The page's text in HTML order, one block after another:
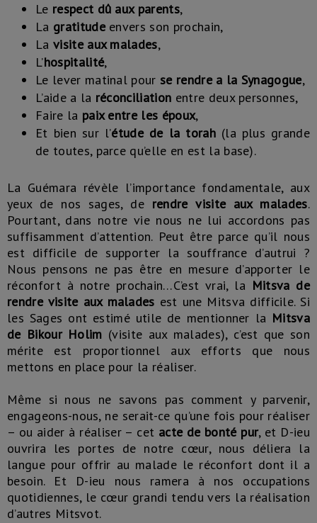
Le respect dû aux parents,
La gratitudeenvers son prochain,
La visite aux malades,
L’hospitalité,
Le lever matinal pour se rendre a la Synagogue,
L’aide a la réconciliation entre deux personnes,
Faire la paix entre les époux,
Et bien sur l’étude de la torah(la plus grande
de toutes, parce qu’elle en est la base).
La Guémara révèle l’importance fondamentale, aux
yeux de nos sages, de rendre visite aux malades.
Pourtant, dans notre vie nous ne lui accordons pas
suffisamment d’attention. Peut être parce qu’il nous
est difficile de supporter la souffrance d’autrui ?
Nous pensons ne pas être en mesure d’apporter le
réconfort à notre prochain…C’est vrai, la Mitsva de
rendre visite aux malades est une Mitsva difficile. Si
les Sages ont estimé utile de mentionner la Mitsva
de Bikour Holim (visite aux malades), c’est que son
mérite est proportionnel aux efforts que nous
mettons en place pour la réaliser.
Même si nous ne savons pas comment y parvenir,
engageons-nous, ne serait-ce qu’une fois pour réaliser
– ou aider à réaliser – cet acte de bonté pur, et D-ieu
ouvrira les portes de notre cœur, nous déliera la
langue pour offrir au malade le réconfort dont il a
besoin. Et D-ieu nous ramera à nos occupations
quotidiennes, le cœur grandi tendu vers la réalisation
d’autres Mitsvot.